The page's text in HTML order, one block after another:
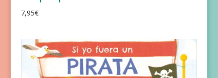
7,95€